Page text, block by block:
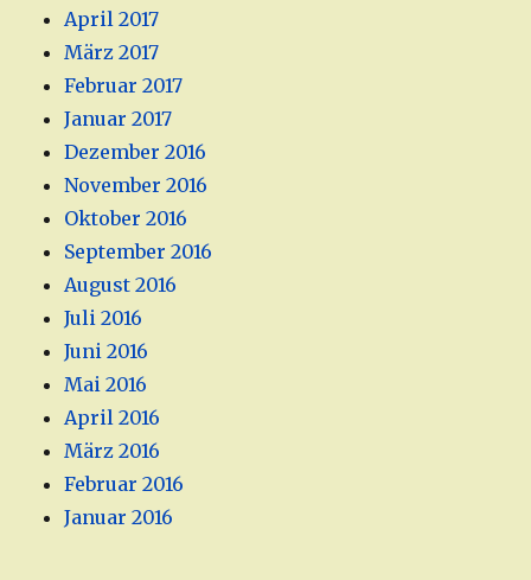
April 2017
März 2017
Februar 2017
Januar 2017
Dezember 2016
November 2016
Oktober 2016
September 2016
August 2016
Juli 2016
Juni 2016
Mai 2016
April 2016
März 2016
Februar 2016
Januar 2016